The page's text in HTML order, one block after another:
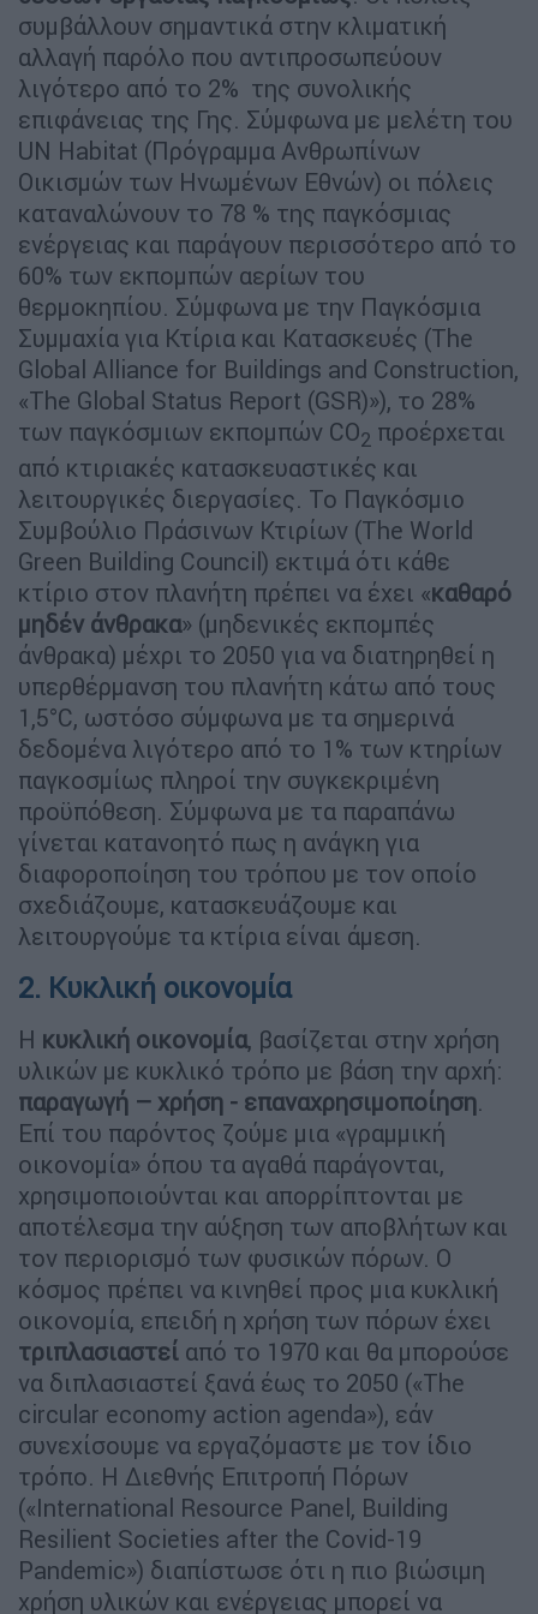
συμβάλλουν σημαντικά στην κλιματική
αλλαγή παρόλο που αντιπροσωπεύουν
λιγότερο από το 2% της συνολικής
επιφάνειας της Γης. Σύμφωνα με μελέτη του
UN Habitat (Πρόγραμμα Ανθρωπίνων
Οικισμών των Ηνωμένων Εθνών) οι πόλεις
καταναλώνουν το 78 % της παγκόσμιας
ενέργειας και παράγουν περισσότερο από το
60% των εκπομπών αερίων του
θερμοκηπίου. Σύμφωνα με την Παγκόσμια
Συμμαχία για Κτίρια και Κατασκευές (The
Global Alliance for Buildings and Construction,
«The Global Status Report (GSR)»), το 28%
των παγκόσμιων εκπομπών CO2 προέρχεται
από κτιριακές κατασκευαστικές και
λειτουργικές διεργασίες. Το Παγκόσμιο
Συμβούλιο Πράσινων Κτιρίων (The World
Green Building Council) εκτιμά ότι κάθε
κτίριο στον πλανήτη πρέπει να έχει «καθαρό
μηδέν άνθρακα» (μηδενικές εκπομπές
άνθρακα) μέχρι το 2050 για να διατηρηθεί η
υπερθέρμανση του πλανήτη κάτω από τους
1,5°C, ωστόσο σύμφωνα με τα σημερινά
δεδομένα λιγότερο από το 1% των κτηρίων
παγκοσμίως πληροί την συγκεκριμένη
προϋπόθεση. Σύμφωνα με τα παραπάνω
γίνεται κατανοητό πως η ανάγκη για
διαφοροποίηση του τρόπου με τον οποίο
σχεδιάζουμε, κατασκευάζουμε και
λειτουργούμε τα κτίρια είναι άμεση.
2. Κυκλική οικονομία
Η κυκλική οικονομία, βασίζεται στην χρήση
υλικών με κυκλικό τρόπο με βάση την αρχή:
παραγωγή – χρήση - επαναχρησιμοποίηση.
Επί του παρόντος ζούμε μια «γραμμική
οικονομία» όπου τα αγαθά παράγονται,
χρησιμοποιούνται και απορρίπτονται με
αποτέλεσμα την αύξηση των αποβλήτων και
τον περιορισμό των φυσικών πόρων. Ο
κόσμος πρέπει να κινηθεί προς μια κυκλική
οικονομία, επειδή η χρήση των πόρων έχει
τριπλασιαστεί από το 1970 και θα μπορούσε
να διπλασιαστεί ξανά έως το 2050 («The
circular economy action agenda»), εάν
συνεχίσουμε να εργαζόμαστε με τον ίδιο
τρόπο. Η Διεθνής Επιτροπή Πόρων
(«International Resource Panel, Building
Resilient Societies after the Covid-19
Pandemic») διαπίστωσε ότι η πιο βιώσιμη
χρήση υλικών και ενέργειας μπορεί να